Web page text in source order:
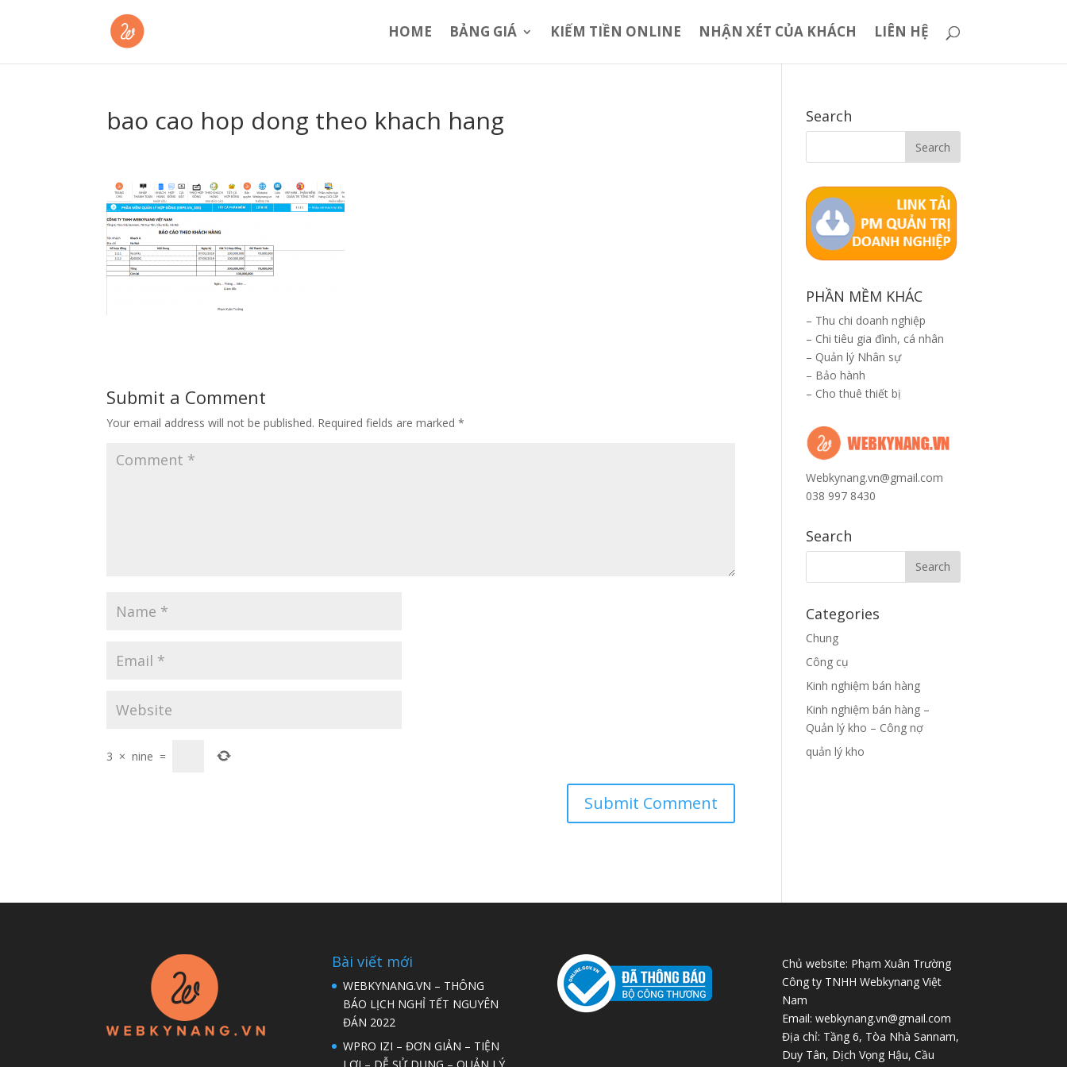
HOME BẢNG GIÁ KIẾM TIỀN ONLINE NHẬN XÉT CỦA KHÁCH LIÊN HỆ
bao cao hop dong theo khach hang
Submit a Comment
Your email address will not be published. Required fields are marked*
3 × nine =
Search
PHẦN MỀM KHÁC
– Thu chi doanh nghiệp
– Chi tiêu gia đình, cá nhân
– Quản lý Nhân sự
– Bảo hành
– Cho thuê thiết bị
Webkynang.vn@gmail.com
038 997 8430
Search
Categories
Chung
Công cụ
Kinh nghiệm bán hàng
Kinh nghiệm bán hàng –
Quản lý kho – Công nợ
quản lý kho
Bài viết mới
WEBKYNANG.VN – THÔNG
BÁO LỊCH NGHỈ TẾT NGUYÊN
ĐÁN 2022
WPRO IZI – ĐƠN GIẢN – TIỆN
LỢI – DỄ SỬ DỤNG – QUẢN LÝ
Chủ website: Phạm Xuân Trường
Công ty TNHH Webkynang Việt
Nam
Email: webkynang.vn@gmail.com
Địa chỉ: Tầng 6, Tòa Nhà Sannam,
Duy Tân, Dịch Vọng Hậu, Cầu